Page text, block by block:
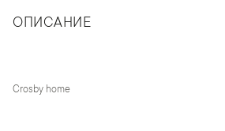
ОПИСАНИЕ
Crosby home